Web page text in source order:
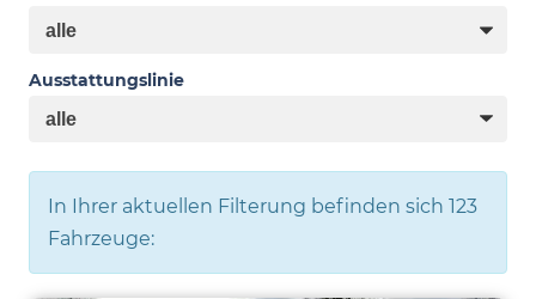
Ausstattungslinie
In Ihrer aktuellen Filterung befinden sich 123
Fahrzeuge: